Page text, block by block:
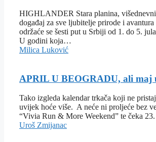
HIGHLANDER Stara planina,
događaj za sve ljubitelje prirode i
održaće se šesti put u Srbiji od 1. do 5.
U godini koja…
Milica Luković
APRIL U BEOGRADU, ali maj
Tako izgleda kalendar trkača koji ne
uvijek hoće više. A neće ni proljeće bez
“Vivia Run & More Weekend” te čeka
Uroš Zmijanac